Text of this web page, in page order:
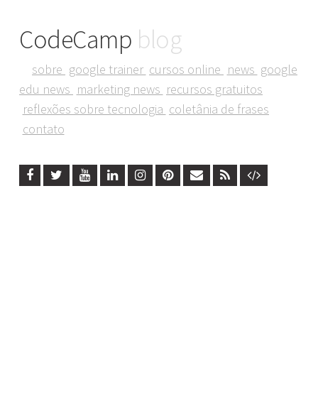
CodeCamp blog
sobre google trainer cursos online news google
edu news marketing news recursos gratuitos
reflexões sobre tecnologia coletânia de frases
contato